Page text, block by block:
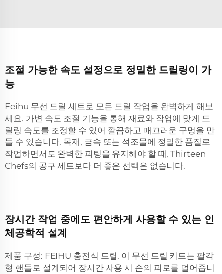
조절 가능한 속도 설정으로 정밀한 드릴링이 가
능
Feihu 무선 드릴 세트로 모든 드릴 작업을 완벽하게 해보
세요. 가변 속도 조절 기능을 통해 재료와 작업에 맞게 드
릴링 속도를 조정할 수 있어 깔끔하고 매끄러운 구멍을 만
들 수 있습니다. 목재, 금속 또는 석조물에 정밀한 품질로
작업하면서도 완벽한 피팅을 유지해야 할 때, Thirteen
Chefs의 공구 세트보다 더 좋은 선택은 없습니다.
장시간 작업 중에도 편안하게 사용할 수 있는 인
체공학적 설계
제품 구성: FEIHU 충전식 드릴. 이 무선 드릴 키트는 팔각
형 핸들로 설계되어 장시간 사용 시 손의 피로를 덜어줍니